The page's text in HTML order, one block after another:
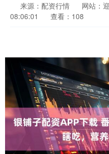
来源：配资行情 网站：
08:06:01
查看：108